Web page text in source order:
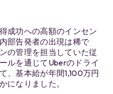
成功への高額のインセン
部告発者の出現は稀で
の管理を担当していた従
ルを通じてUberのドライ
、基本給が年間1,100万円
になりました。